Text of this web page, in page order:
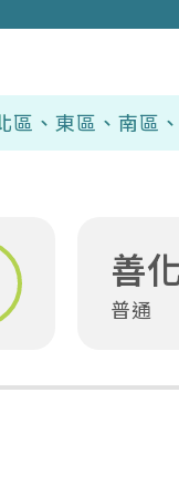
營、中西、
善
普通